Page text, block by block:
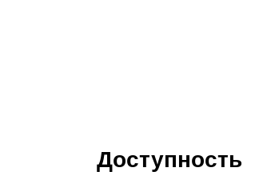
Доступность